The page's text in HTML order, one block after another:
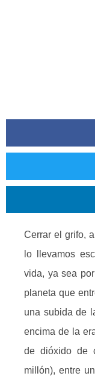
Cerrar el grifo,
lo llevamos
vida, ya sea
planeta que
una subida de
encima de la
de dióxido de
millón), entre